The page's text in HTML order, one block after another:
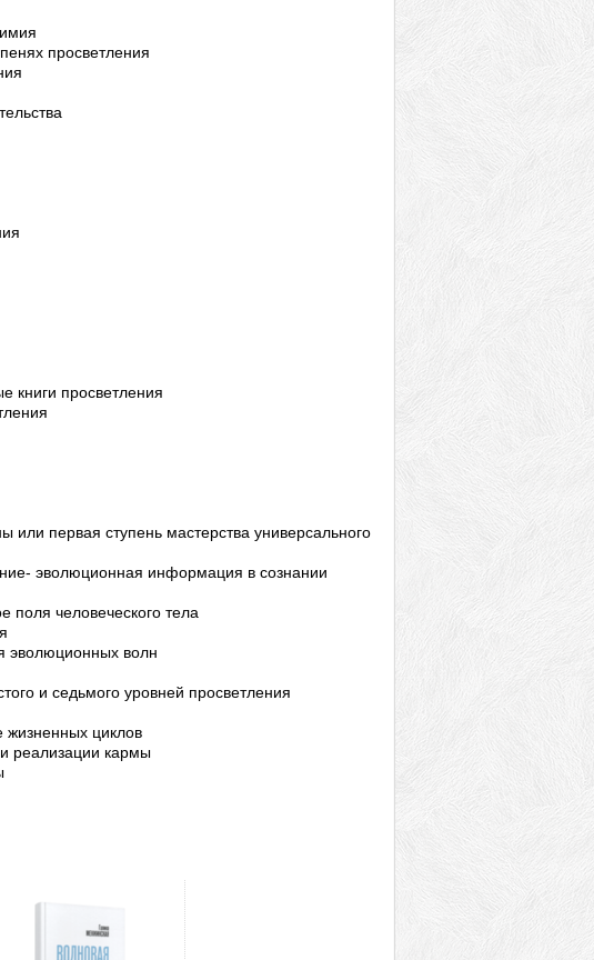
просветления
просветления
или первая ступень мастерства универсального
эволюционная информация в сознании
поля человеческого тела
эволюционных волн
и седьмого уровней просветления
жизненных циклов
реализации кармы